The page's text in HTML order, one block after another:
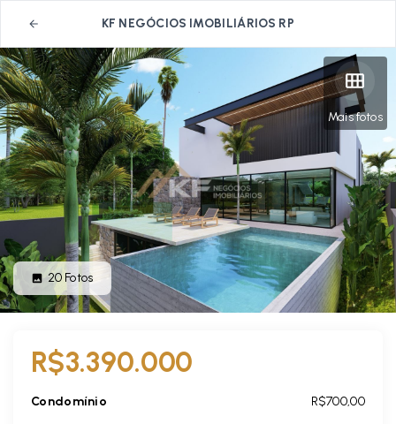
KF NEGÓCIOS IMOBILIÁRIOS RP
Mais fotos
20 Fotos
R$3.390.000
Condomínio
R$700,00